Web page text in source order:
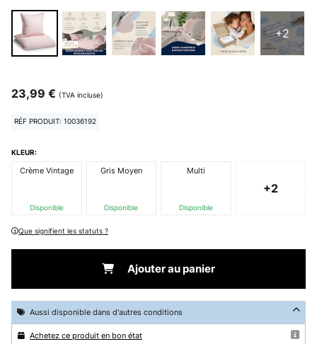
+2
23,99 € (TVA incluse)
RÉF PRODUIT: 10036192
KLEUR:
Crème Vintage
Disponible
Gris Moyen
Disponible
Multi
Disponible
+2
Que signifient les statuts ?
Ajouter au panier
Aussi disponible dans d'autres conditions
Achetez ce produit en bon état